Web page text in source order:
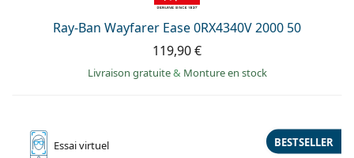
Toutes les marques
Ray-Ban Wayfarer Ease 0RX4340V 2000 50
119,90 €
Livraison gratuite& Monture en stock
Essaivirtuel BESTSELLER